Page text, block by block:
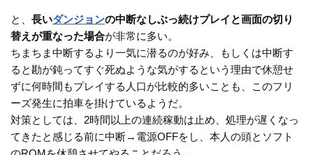
と、長いダンジョンの中断なしぶっ続けプレイと画面の切り
替えが重なった場合が非常に多い。
ちまちま中断するより一気に潜るのが好み、もしくは中断す
ると勘が鈍ってすぐ死ぬような気がするという理由で休憩せ
ずに何時間もプレイする人口が比較的多いことも、このフリ
ーズ発生に拍車を掛けているようだ。
対策としては、2時間以上の連続稼動は止め、処理が遅くなっ
てきたと感じる前に中断→電源OFFをし、本人の頭とソフト